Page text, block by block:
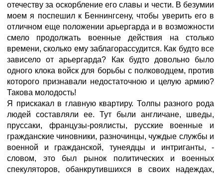
отечеству за оскорбление его славы и чести. В безумии
моем я поспешил к Беннингсену, чтобы уверить его в
отличном еще положении арьергарда и в возможности
смело продолжать военные действия на столько
времени, сколько ему заблагорассудится. Как будто все
зависело от арьергарда? Как будто довольно было
одного клока войск для борьбы с полководцем, против
которого признавали недостаточною и целую армию?
Такова молодость!
Я прискакал в главную квартиру. Толпы разного рода
людей составляли ее. Тут были англичане, шведы,
пруссаки, французы-роялисты, русские военные и
гражданские чиновники, разночинцы, чуждые службы и
военной и гражданской, тунеядцы и интриганты, -
словом, это был рынок политических и военных
спекуляторов, обанкрутившихся в своих надеждах,